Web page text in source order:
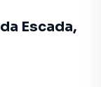
Escada,